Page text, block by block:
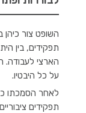
תפקידים, בין
הארצי לעבודה.
על כל היבטיו.
לאחר הסמכתו
תפקידים